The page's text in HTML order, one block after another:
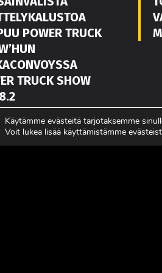
POWER TRUCK
TRUCK SHOW
LUE
Käytämme evästeitä tarjotaksemme
Voit lukea lisää käyttämistämme